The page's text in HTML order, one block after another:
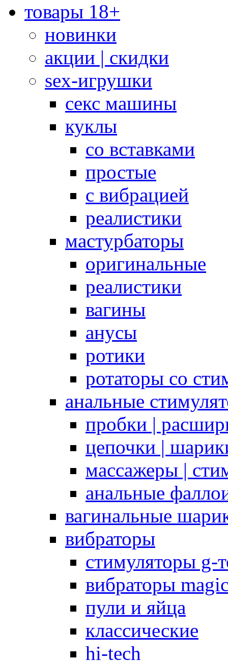
товары 18+
новинки
акции | скидки
sex-игрушки
секс машины
куклы
со вставками
простые
с вибрацией
реалистики
мастурбаторы
оригинальные
реалистики
вагины
анусы
ротики
ротаторы со
анальные
пробки |
цепочки |
массажеры |
анальные
вагинальные
вибраторы
стимуляторы g-
вибраторы
пули и яйца
классические
hi-tech